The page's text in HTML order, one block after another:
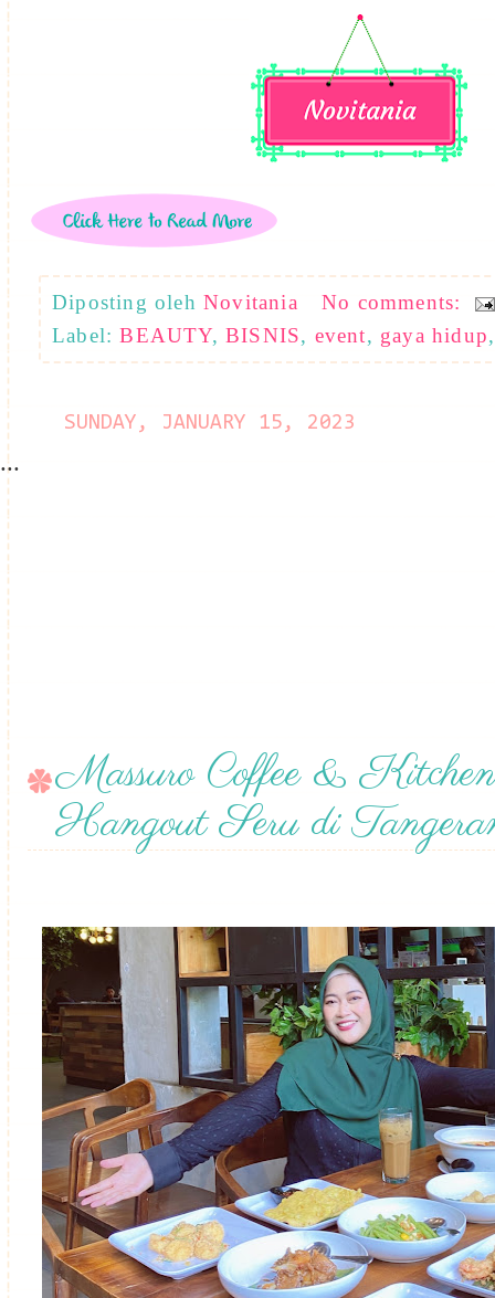
Diposting oleh Novitania
No comments:
Label:BEAUTY,BISNIS, event, gaya hidup
SUNDAY, JANUARY 15, 2023
...
Massuro Coffee &
Hangout Seru di